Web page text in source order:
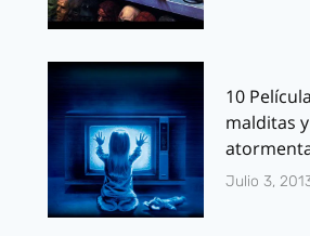
10
malditas
Julio 3,